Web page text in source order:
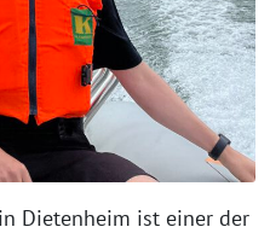
Dietenheim ist einer der